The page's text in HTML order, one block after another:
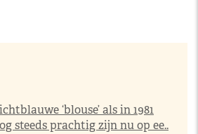
‘blouse’ als in 1981
steeds prachtig zijn nu op ee..